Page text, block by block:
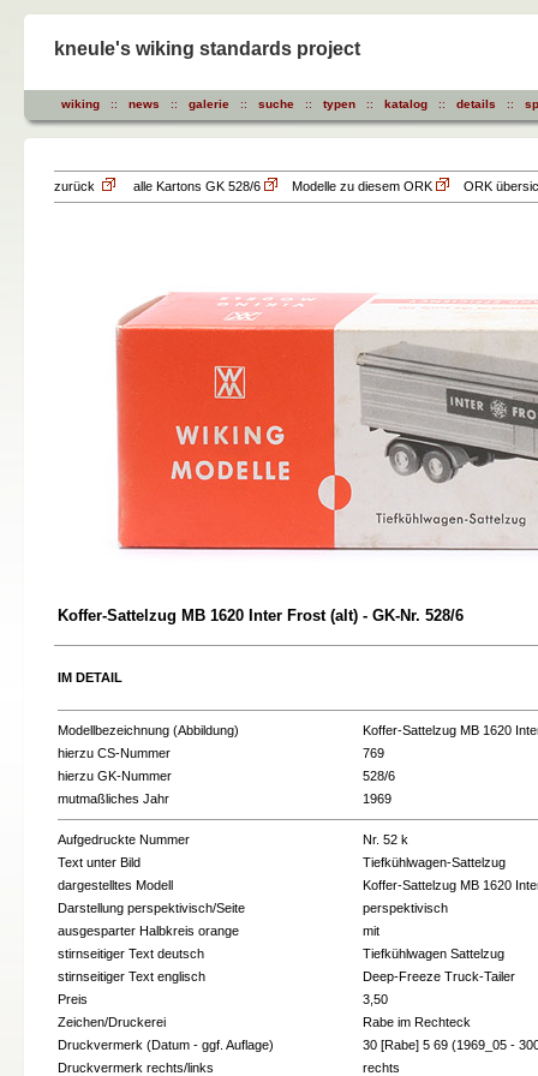
kneule's wiking standards project
wiking :: news :: galerie :: suche :: typen :: katalog :: details ::
zurück alle Kartons GK 528/6 Modelle zu diesem ORK ORK
Koffer-Sattelzug MB 1620 Inter Frost (alt) - GK-Nr. 528/6
IM DETAIL
Modellbezeichnung (Abbildung)
Koffer-Sattelzug MB 1620
hierzu CS-Nummer
769
hierzu GK-Nummer
528/6
mutmaßliches Jahr
1969
Aufgedruckte Nummer
Nr. 52 k
Text unter Bild
Tiefkühlwagen-Sattelzug
dargestelltes Modell
Koffer-Sattelzug MB 1620
Darstellung perspektivisch/Seite
perspektivisch
ausgesparter Halbkreis orange
mit
stirnseitiger Text deutsch
Tiefkühlwagen Sattelzug
stirnseitiger Text englisch
Deep-Freeze Truck-Tailer
Preis
3,50
Zeichen/Druckerei
Rabe im Rechteck
Druckvermerk (Datum - ggf. Auflage)
30 [Rabe] 5 69 (1969_05 -
Druckvermerk rechts/links
rechts